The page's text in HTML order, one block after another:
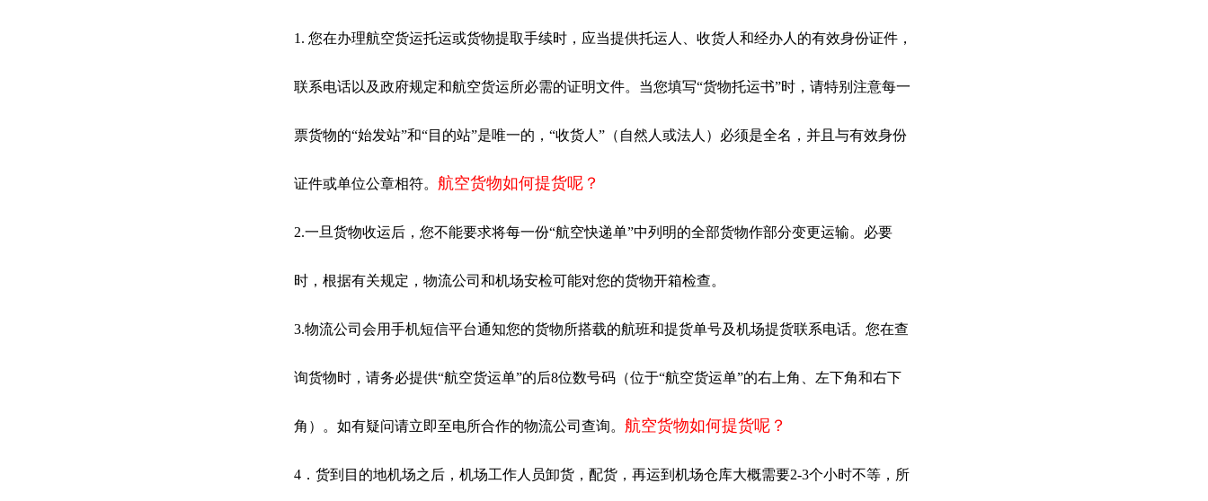
1. 您在办理航空货运托运或货物提取手续时，应当提供托运人、收货人和经办人的有效身份证件，
联系电话以及政府规定和航空货运所必需的证明文件。当您填写“货物托运书”时，请特别注意每一
票货物的“始发站”和“目的站”是唯一的，“收货人”（自然人或法人）必须是全名，并且与有效身份
证件或单位公章相符。 航空货物如何提货呢？
2.一旦货物收运后，您不能要求将每一份“航空快递单”中列明的全部货物作部分变更运输。必要
时，根据有关规定，物流公司和机场安检可能对您的货物开箱检查。
3.物流公司会用手机短信平台通知您的货物所搭载的航班和提货单号及机场提货联系电话。您在查
询货物时，请务必提供“航空货运单”的后8位数号码（位于“航空货运单”的右上角、左下角和右下
角）。如有疑问请立即至电所合作的物流公司查询。 航空货物如何提货呢？
4．货到目的地机场之后，机场工作人员卸货，配货，再运到机场仓库大概需要2-3个小时不等，所